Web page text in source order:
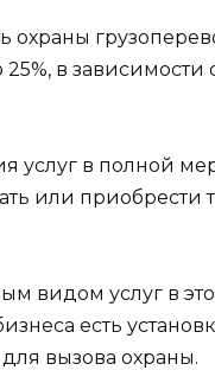
охраны
25%, в зависимости
услуг в полной
или приобрести
видом услуг в
есть
вызова охраны.